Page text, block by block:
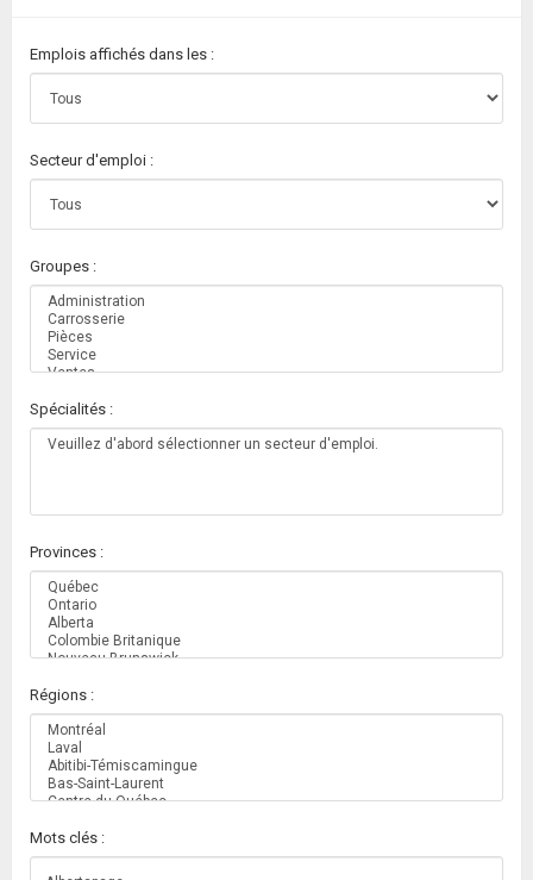
Emplois affichés dans les :
Secteur d'emploi :
Groupes :
Spécialités :
Provinces :
Régions :
Mots clés :